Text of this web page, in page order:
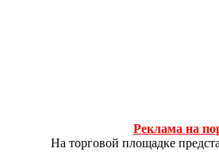
Реклама на
На торговой площадке